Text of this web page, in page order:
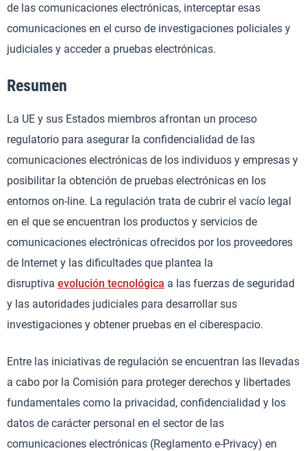
de las comunicaciones electrónicas, interceptar esas
comunicaciones en el curso de investigaciones policiales y
judiciales y acceder a pruebas electrónicas.
Resumen
La UE y sus Estados miembros afrontan un proceso
regulatorio para asegurar la confidencialidad de las
comunicaciones electrónicas de los individuos y empresas y
posibilitar la obtención de pruebas electrónicas en los
entornos on-line. La regulación trata de cubrir el vacío legal
en el que se encuentran los productos y servicios de
comunicaciones electrónicas ofrecidos por los proveedores
de Internet y las dificultades que plantea la
disruptiva evolución tecnológica a las fuerzas de seguridad
y las autoridades judiciales para desarrollar sus
investigaciones y obtener pruebas en el ciberespacio.
Entre las iniciativas de regulación se encuentran las llevadas
a cabo por la Comisión para proteger derechos y libertades
fundamentales como la privacidad, confidencialidad y los
datos de carácter personal en el sector de las
comunicaciones electrónicas (Reglamento e-Privacy) en